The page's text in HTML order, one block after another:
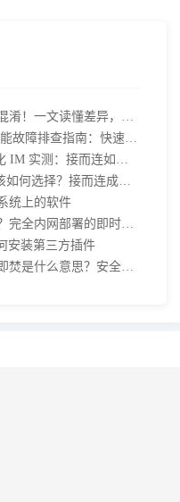
即时通讯与即时通信：别再混淆！一文读懂差异，接而连适配企业协作需求
麒麟 V10 环境接而连语音功能故障排查指南：快速恢复高效协作
内网通讯怕泄密？3 套私有化 IM 实测：接而连如何筑牢安全防线并提效
飞秋停更后，内网 IM 工具该如何选择？接而连成企业新宠
统上的软件
卢本陶为什么不更新飞秋了？完全内网部署的即时通讯软件推荐
安装第三方插件
政企即时通讯沟通软件阅后即焚是什么意思？安全聊天软件介绍